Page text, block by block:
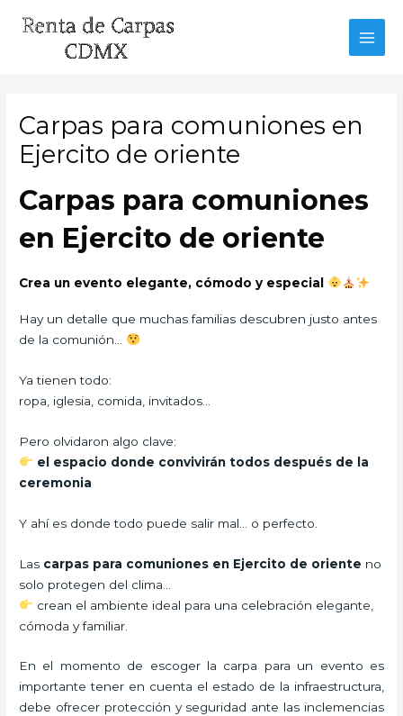
Carpas para comuniones en
Ejercito de oriente
Carpas para comuniones
en Ejercito de oriente
Crea un evento elegante, cómodo y especial
Hay un detalle que muchas familias descubren justo antes
de la comunión…
Ya tienen todo:
ropa, iglesia, comida, invitados…
Pero olvidaron algo clave:
el espacio donde convivirán todos después de la
ceremonia
Y ahí es donde todo puede salir mal… o perfecto.
Las carpas para comuniones en Ejercito de oriente no
solo protegen del clima…
crean el ambiente ideal para una celebración elegante,
cómoda y familiar.
En el momento de escoger la carpa para un evento es
importante tener en cuenta el estado de la infraestructura,
debe ofrecer protección y seguridad ante las inclemencias